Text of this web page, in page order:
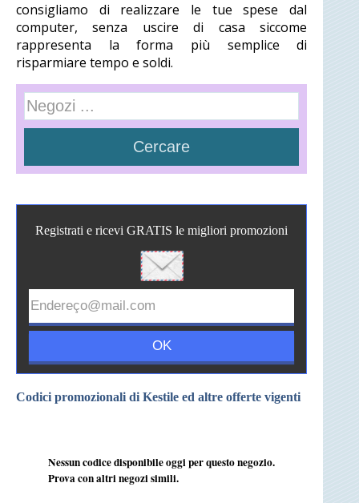
consigliamo di realizzare le tue spese dal
computer, senza uscire di casa siccome
rappresenta la forma più semplice di
risparmiare tempo e soldi.
Registrati e ricevi GRATIS le migliori promozioni
Codici promozionali di Kestile ed altre offerte vigenti
Nessun codice disponibile oggi per questo negozio.
Prova con altri negozi simili.